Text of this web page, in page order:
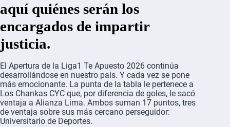
aquí quiénes serán los
encargados de impartir
justicia.
El Apertura de la Liga1 Te Apuesto 2026 continúa
desarrollándose en nuestro país. Y cada vez se pone
más emocionante. La punta de la tabla le pertenece a
Los Chankas CYC que, por diferencia de goles, le sacó
ventaja a Alianza Lima. Ambos suman 17 puntos, tres
de ventaja sobre sus más cercano perseguidor:
Universitario de Deportes.